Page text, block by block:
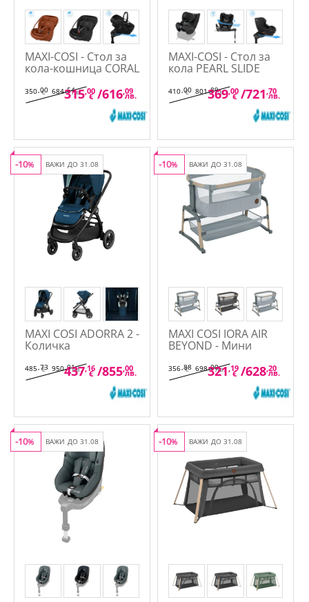
MAXI-COSI - Стол за
кола-кошница CORAL
87см)
350 ,00
€ 684,54лв.
315,00
€ /616 ,09
лв.
MAXI-COSI - Стол за
кола PEARL SLIDE
410 ,00
€ 801,89лв.
369,00
€ /721 ,70
лв.
ВАЖИ ДО 31.08
-10%
MAXI COSI ADORRA 2 -
Количка
485 ,73
€ 950 ,01лв.
437,16
€ /855 ,00
лв.
ВАЖИ ДО 31.08
-10%
MAXI COSI IORA AIR
BEYOND - Мини
356 ,88
€ 698,00лв.
321,19
€ /628 ,20
лв.
ВАЖИ ДО 31.08
-10% ВАЖИ ДО 31.08
-10%